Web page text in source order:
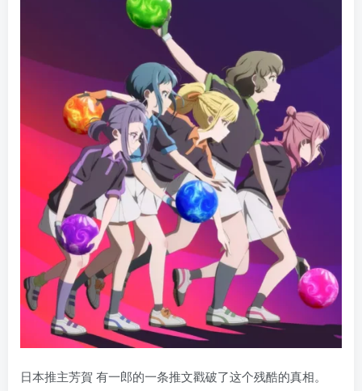
日本推主芳賀 有一郎的一条推文戳破了这个残酷的真相。